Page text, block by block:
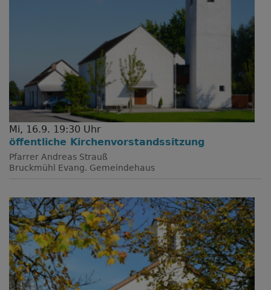
Mi, 16.9. 19:30 Uhr
öffentliche Kirchenvorstandssitzung
Pfarrer Andreas Strauß
Bruckmühl
Evang. Gemeindehaus